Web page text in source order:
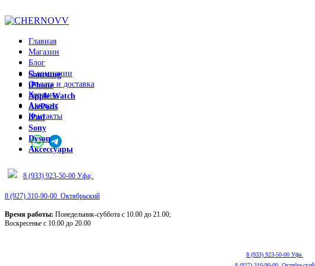
Главная
Магазин
Блог
О компании
Оплата и доставка
Корзина
Аккаунт
Контакты
Samsung
iPhone
Apple Watch
AirPods
iPad
Sony
Dyson
Аксессуары
8 (933) 923-50-00 Уфа;
8 (927) 310-90-00 Октябрьский
Время работы: Понедельник-суббота с 10.00 до 21.00;
Воскресенье с 10.00 до 20.00
8 (933) 923-50-00 Уфа